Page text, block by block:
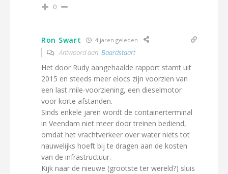
0
Ron Swart 4 jaren geleden
Antwoord aan Baardstaart
Het door Rudy aangehaalde rapport stamt uit
2015 en steeds meer elocs zijn voorzien van
een last mile-voorziening, een dieselmotor
voor korte afstanden.
Sinds enkele jaren wordt de containerterminal
in Veendam niet meer door treinen bediend,
omdat het vrachtverkeer over water niets tot
nauwelijks hoeft bij te dragen aan de kosten
van de infrastructuur.
Kijk naar de nieuwe (grootste ter wereld?) sluis